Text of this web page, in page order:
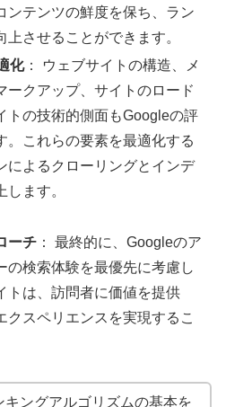
ンテンツの鮮度を保ち、ラン
させることができます。
化： ウェブサイトの構造、メ
ーク アップ、サイトのロード
トの技術的側面もGoogleの評
。これらの要素を最適化する
によるクローリングとインデ
ます。
ーチ ： 最終的に、Googleのア
の検索体験を最優先に考慮し
トは、訪問者に価値を提供
クスペリエンスを実現するこ
キングアルゴリズムの基本を